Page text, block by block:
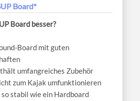
Board*
Board besser?
Board mit guten
umfangreiches Zubehör
zum Kajak umfunktionieren
stabil wie ein Hardboard